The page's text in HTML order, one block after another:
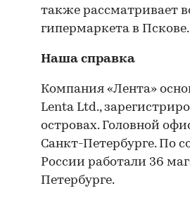
также рассматривает
гипермаркета в Пскове.
Наша справка
Компания «Лента»
Lenta Ltd.,
островах. Головной
Санкт-Петербурге. По
России работали 36
Петербурге.